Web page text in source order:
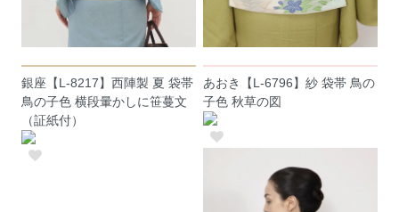
銀座【L-8217】西陣製 夏 袋帯
鳥の子色 横段暈かしに笹蔓文
（証紙付）
あおき【L-6796】紗 袋帯 鳥の
子色 秋草の図